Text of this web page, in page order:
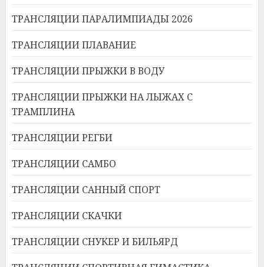
ТРАНСЛЯЦИИ ПАРАЛИМПИАДЫ 2026
ТРАНСЛЯЦИИ ПЛАВАНИЕ
ТРАНСЛЯЦИИ ПРЫЖКИ В ВОДУ
ТРАНСЛЯЦИИ ПРЫЖКИ НА ЛЫЖАХ С
ТРАМПЛИНА
ТРАНСЛЯЦИИ РЕГБИ
ТРАНСЛЯЦИИ САМБО
ТРАНСЛЯЦИИ САННЫЙ СПОРТ
ТРАНСЛЯЦИИ СКАЧКИ
ТРАНСЛЯЦИИ СНУКЕР И БИЛЬЯРД